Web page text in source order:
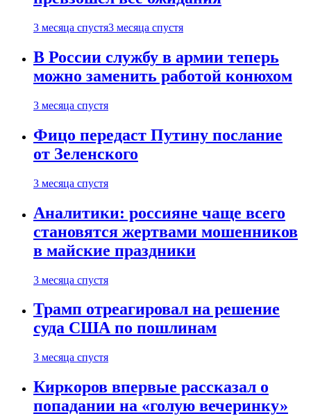
3 месяца спустя3 месяца спустя
В России службу в армии теперь
можно заменить работой конюхом
3 месяца спустя
Фицо передаст Путину послание
от Зеленского
3 месяца спустя
Аналитики: россияне чаще всего
становятся жертвами мошенников
в майские праздники
3 месяца спустя
Трамп отреагировал на решение
суда США по пошлинам
3 месяца спустя
Киркоров впервые рассказал о
попадании на «голую вечеринку»